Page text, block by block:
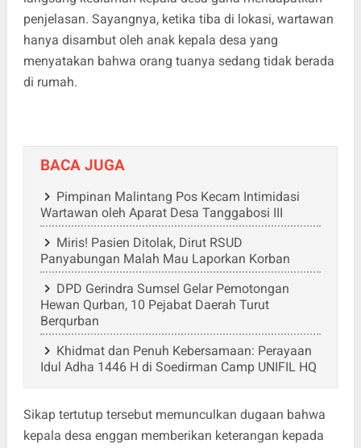
penjelasan. Sayangnya, ketika tiba di lokasi, wartawan
hanya disambut oleh anak kepala desa yang
menyatakan bahwa orang tuanya sedang tidak berada
di rumah.
BACA JUGA
Pimpinan Malintang Pos Kecam Intimidasi
Wartawan oleh Aparat Desa Tanggabosi III
Miris! Pasien Ditolak, Dirut RSUD
Panyabungan Malah Mau Laporkan Korban
DPD Gerindra Sumsel Gelar Pemotongan
Hewan Qurban, 10 Pejabat Daerah Turut
Berqurban
Khidmat dan Penuh Kebersamaan: Perayaan
Idul Adha 1446 H di Soedirman Camp UNIFIL HQ
Sikap tertutup tersebut memunculkan dugaan bahwa
kepala desa enggan memberikan keterangan kepada